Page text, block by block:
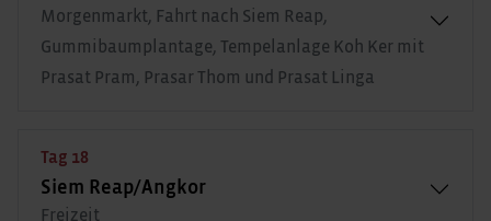
Morgenmarkt, Fahrt nach Siem Reap,
Gummibaumplantage, Tempelanlage Koh Ker mit
Prasat Pram, Prasar Thom und Prasat Linga
Tag 18
Siem Reap/Angkor
Freizeit